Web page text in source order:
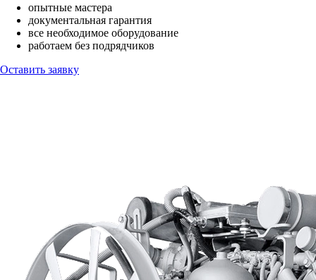
опытные мастера
документальная гарантия
все необходимое оборудование
работаем без подрядчиков
Оставить заявку